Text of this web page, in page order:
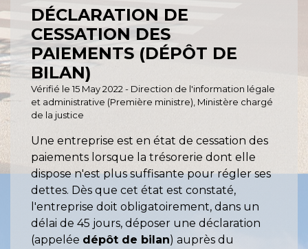
DÉCLARATION DE
CESSATION DES
PAIEMENTS (DÉPÔT DE
BILAN)
Vérifié le 15 May 2022 - Direction de l'information légale
et administrative (Première ministre), Ministère chargé
de la justice
Une entreprise est en état de cessation des
paiements lorsque la trésorerie dont elle
dispose n'est plus suffisante pour régler ses
dettes. Dès que cet état est constaté,
l'entreprise doit obligatoirement, dans un
délai de 45 jours, déposer une déclaration
(appelée dépôt de bilan) auprès du